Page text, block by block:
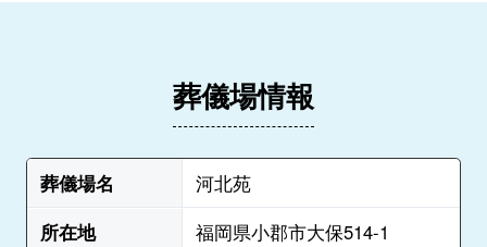
葬儀場情報
葬儀場名
河北苑
所在地
福岡県小郡市大保514-1